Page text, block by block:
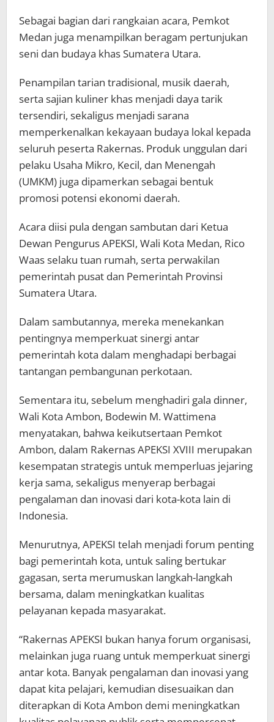
Sebagai bagian dari rangkaian acara, Pemkot
Medan juga menampilkan beragam pertunjukan
seni dan budaya khas Sumatera Utara.
Penampilan tarian tradisional, musik daerah,
serta sajian kuliner khas menjadi daya tarik
tersendiri, sekaligus menjadi sarana
memperkenalkan kekayaan budaya lokal kepada
seluruh peserta Rakernas. Produk unggulan dari
pelaku Usaha Mikro, Kecil, dan Menengah
(UMKM) juga dipamerkan sebagai bentuk
promosi potensi ekonomi daerah.
Acara diisi pula dengan sambutan dari Ketua
Dewan Pengurus APEKSI, Wali Kota Medan, Rico
Waas selaku tuan rumah, serta perwakilan
pemerintah pusat dan Pemerintah Provinsi
Sumatera Utara.
Dalam sambutannya, mereka menekankan
pentingnya memperkuat sinergi antar
pemerintah kota dalam menghadapi berbagai
tantangan pembangunan perkotaan.
Sementara itu, sebelum menghadiri gala dinner,
Wali Kota Ambon, Bodewin M. Wattimena
menyatakan, bahwa keikutsertaan Pemkot
Ambon, dalam Rakernas APEKSI XVIII merupakan
kesempatan strategis untuk memperluas jejaring
kerja sama, sekaligus menyerap berbagai
pengalaman dan inovasi dari kota-kota lain di
Indonesia.
Menurutnya, APEKSI telah menjadi forum penting
bagi pemerintah kota, untuk saling bertukar
gagasan, serta merumuskan langkah-langkah
bersama, dalam meningkatkan kualitas
pelayanan kepada masyarakat.
“Rakernas APEKSI bukan hanya forum organisasi,
melainkan juga ruang untuk memperkuat sinergi
antar kota. Banyak pengalaman dan inovasi yang
dapat kita pelajari, kemudian disesuaikan dan
diterapkan di Kota Ambon demi meningkatkan